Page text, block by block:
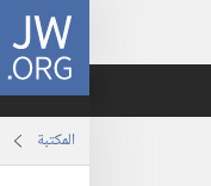
JW.ORG
المكتبة